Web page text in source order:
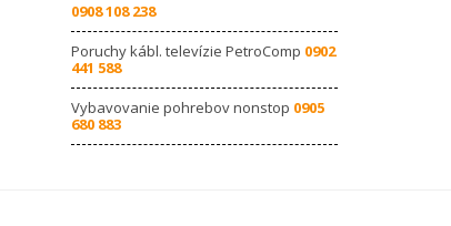
0908 108 238
Poruchy kábl. televízie PetroComp 0902
441 588
Vybavovanie pohrebov nonstop 0905
680 883